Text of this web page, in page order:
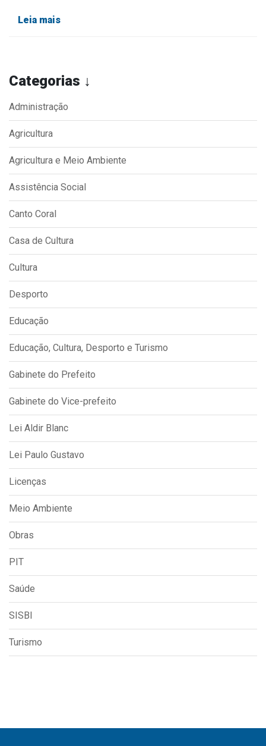
Categorias ↓
Administração
Agricultura
Agricultura e Meio Ambiente
Assistência Social
Canto Coral
Casa de Cultura
Cultura
Desporto
Educação
Educação, Cultura, Desporto e Turismo
Gabinete do Prefeito
Gabinete do Vice-prefeito
Lei Aldir Blanc
Lei Paulo Gustavo
Licenças
Meio Ambiente
Obras
PIT
Saúde
SISBI
Turismo
Leia mais